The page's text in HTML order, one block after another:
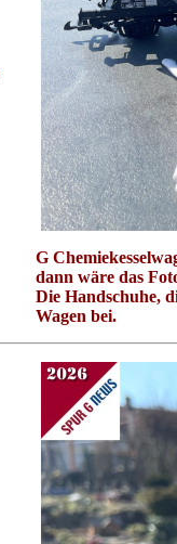
G
dann wäre das
Die Handschuhe,
Wagen bei.